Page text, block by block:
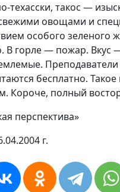
техасски, такос —
овощами и
особого зеленого
В горле — пожар. Вкус
бесплатно.
Короче, полный
перспектива»
г.